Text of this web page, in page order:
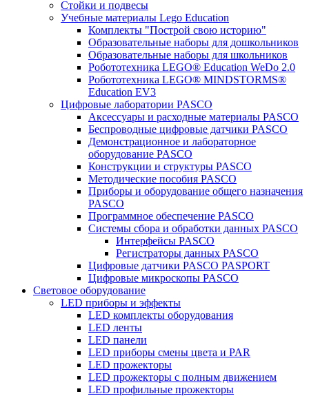
Стойки и подвесы
Учебные материалы Lego Education
Комплекты "Построй свою историю"
Образовательные наборы для дошкольников
Образовательные наборы для школьников
Робототехника LEGO® Education WeDo 2.0
Робототехника LEGO® MINDSTORMS®
Education EV3
Цифровые лаборатории PASCO
Аксессуары и расходные материалы PASCO
Беспроводные цифровые датчики PASCO
Демонстрационное и лабораторное
оборудование PASCO
Конструкции и структуры PASCO
Методические пособия PASCO
Приборы и оборудование общего назначения
PASCO
Программное обеспечение PASCO
Системы сбора и обработки данных PASCO
Интерфейсы PASCO
Регистраторы данных PASCO
Цифровые датчики PASCO PASPORT
Цифровые микроскопы PASCO
Световое оборудование
LED приборы и эффекты
LED комплекты оборудования
LED ленты
LED панели
LED приборы смены цвета и PAR
LED прожекторы
LED прожекторы с полным движением
LED профильные прожекторы